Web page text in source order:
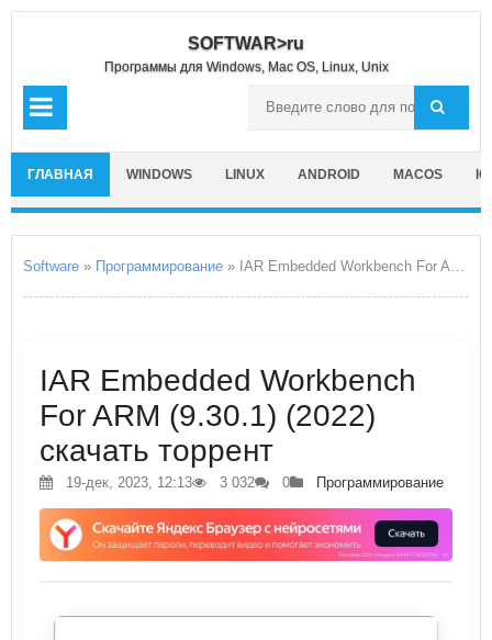
SOFTWAR>ru
Программы для Windows, Mac OS, Linux, Unix
ГЛАВНАЯ WINDOWS LINUX ANDROID MACOS
Software » Программирование » IAR Embedded Workbench For ARM
IAR Embedded Workbench
For ARM (9.30.1) (2022)
скачать торрент
19-дек, 2023, 12:13 3 032 0 Программирование